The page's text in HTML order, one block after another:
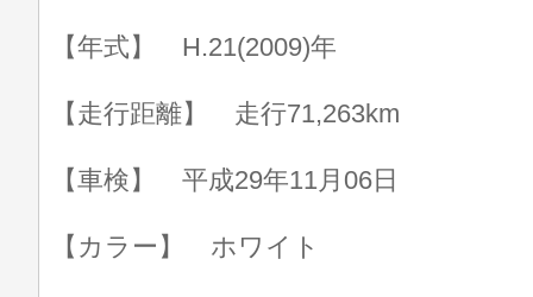
【年式】 H.21(2009)年
【走行距離】 走行71,263km
【車検】 平成29年11月06日
【カラー】 ホワイト